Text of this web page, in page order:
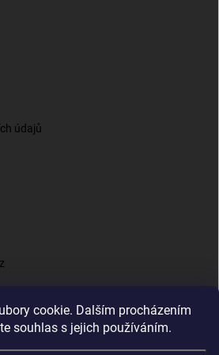
cookie. Dalším procházením
souhlas s jejich používáním.
údajů